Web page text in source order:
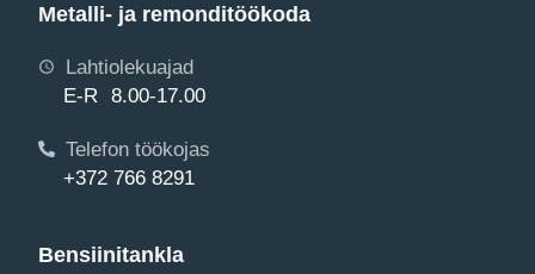
Metalli- ja remonditöökoda
Lahtiolekuajad
E-R 8.00-17.00
Telefon töökojas
+372 766 8291
Bensiinitankla